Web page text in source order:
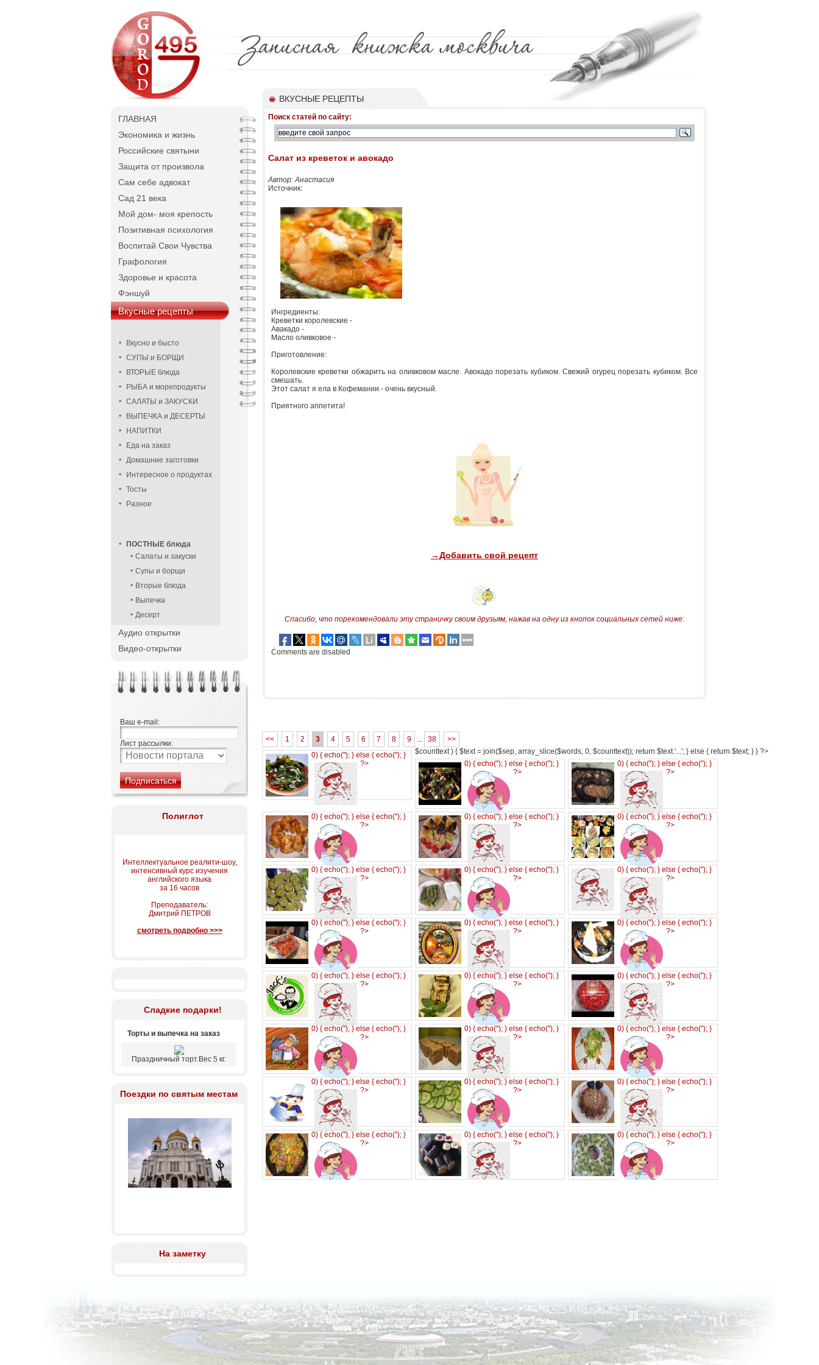
ГЛАВНАЯ
Экономика и жизнь
Российские святыни
Защита от произвола
Сам себе адвокат
Сад 21 века
Мой дом- моя крепость
Позитивная психология
Воспитай Свои Чувства
Графология
Здоровье и красота
Фэншуй
Вкусные рецепты
Вкусно и бысто
СУПЫ и БОРЩИ
ВТОРЫЕ блюда
РЫБА и морепродукты
САЛАТЫ и ЗАКУСКИ
ВЫПЕЧКА и ДЕСЕРТЫ
НАПИТКИ
Еда на заказ
Домашние заготовки
Интересное о продуктах
Тосты
Разное
ПОСТНЫЕ блюда
Салаты и закуски
Супы и борщи
Вторые блюда
Выпечка
Десерт
Аудио открытки
Видео-открытки
Ваш e-mail:
Лист рассылки:
Полиглот
Интеллектуальное реалити-шоу,
интенсивный курс изучения
английского языка
за 16 часов
Преподаватель:
Дмитрий ПЕТРОВ
смотреть подробно >>>
Сладкие подарки!
Торты и выпечка на заказ
Праздничный торт.Вес 5 кг.
Поездки по святым местам
На заметку
ВКУСНЫЕ РЕЦЕПТЫ
Поиск статей по сайту:
Салат из креветок и авокадо
Автор: Анастасия
Источник:
Ингредиенты:
Креветки королевские -
Авакадо -
Масло оливковое -
Приготовление:
Королевские креветки обжарить на оливковом масле. Авокадо порезать кубиком. Свежий огурец порезать кубиком. Все
смешать.
Этот салат я ела в Кофемании - очень вкусный.
Приятного аппетита!
→Добавить свой рецепт
Спасибо, что порекомендовали эту страничку своим друзьям, нажав на одну из кнопок социальных сетей ниже:
Comments are disabled
<< 1 2 3 4 5 6 7 8 9 ... 38
>>
$counttext ) { $text = join($sep, array_slice($words, 0, $counttext)); return $text.'...'; } else { return $text; } } ?>
0) { echo(''); } else { echo(''); }
?>
0) { echo(''); } else { echo(''); }
?>
0) { echo(''); } else { echo(''); }
?>
0) { echo(''); } else { echo(''); }
?>
0) { echo(''); } else { echo(''); }
?>
0) { echo(''); } else { echo(''); }
?>
0) { echo(''); } else { echo(''); }
?>
0) { echo(''); } else { echo(''); }
?>
0) { echo(''); } else { echo(''); }
?>
0) { echo(''); } else { echo(''); }
?>
0) { echo(''); } else { echo(''); }
?>
0) { echo(''); } else { echo(''); }
?>
0) { echo(''); } else { echo(''); }
?>
0) { echo(''); } else { echo(''); }
?>
0) { echo(''); } else { echo(''); }
?>
0) { echo(''); } else { echo(''); }
?>
0) { echo(''); } else { echo(''); }
?>
0) { echo(''); } else { echo(''); }
?>
0) { echo(''); } else { echo(''); }
?>
0) { echo(''); } else { echo(''); }
?>
0) { echo(''); } else { echo(''); }
?>
0) { echo(''); } else { echo(''); }
?>
0) { echo(''); } else { echo(''); }
?>
0) { echo(''); } else { echo(''); }
?>